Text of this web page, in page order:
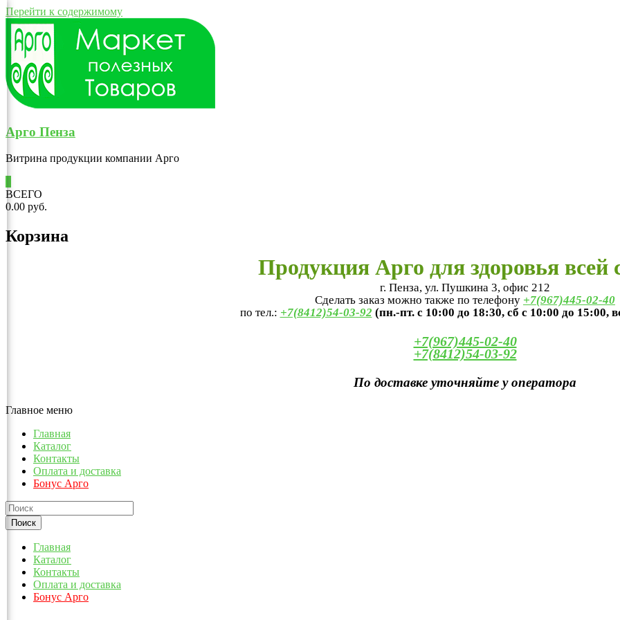
Перейти к содержимому
Арго Пенза
Витрина продукции компании Арго
ВСЕГО
0.00 руб.
Корзина
Продукция Арго для здоровья всей
г. Пенза, ул. Пушкина 3, офис 212
Сделать заказ можно также по телефону +7(967)445-02-40
по тел.: +7(8412)54-03-92 (пн.-пт. с 10:00 до 18:30, сб с 10:00 до 15:00,
+7(967)445-02-40
+7(8412)54-03-92
По доставке уточняйте у оператора
Главное меню
Главная
Каталог
Контакты
Оплата и доставка
Бонус Арго
Главная
Каталог
Контакты
Оплата и доставка
Бонус Арго